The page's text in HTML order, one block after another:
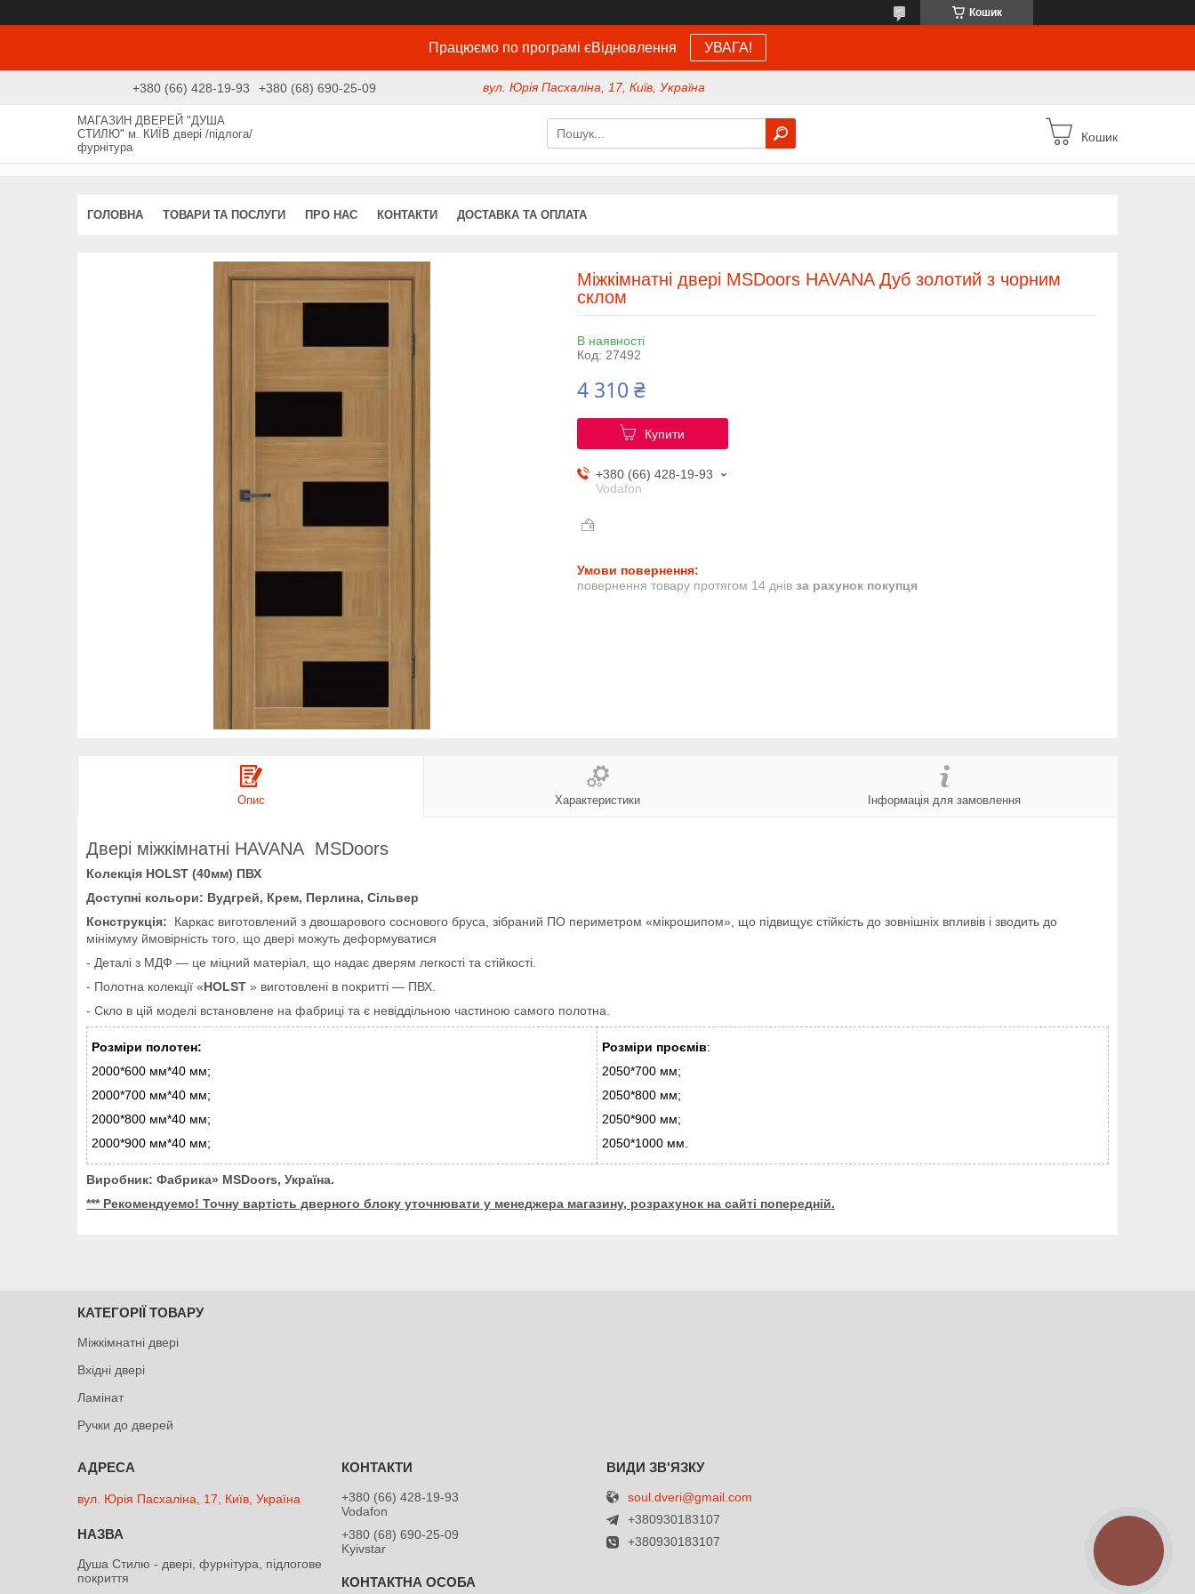
Кошик
Працюємо по програмі єВідновлення УВАГА!
+380 (66) 428-19-93 +380 (68) 690-25-09 вул. Юрія Пасхаліна, 17, Київ, Україна
МАГАЗИН ДВЕРЕЙ "ДУША
СТИЛЮ" м. КИЇВ двері /підлога/
фурнітура
Кошик
ГОЛОВНА ТОВАРИ ТА ПОСЛУГИ ПРО НАС КОНТАКТИ ДОСТАВКА ТА ОПЛАТА
Міжкімнатні двері MSDoors HAVANA Дуб золотий з чорним
склом
В наявності
Код: 27492
4 310 ₴
Купити
+380 (66) 428-19-93
Vodafon
повернення товару протягом 14 днів за рахунок покупця
Опис Характеристики Інформація для замовлення
Двері міжкімнатні HAVANA MSDoors
Колекція HOLST (40мм) ПВХ
Доступні кольори: Вудгрей, Крем, Перлина, Сільвер
Конструкція:
Каркас виготовлений з двошарового соснового бруса, зібраний ПО периметром «мікрошипом», що підвищує стійкість до зовнішніх впливів і зводить до
мінімуму ймовірність того, що двері можуть деформуватися
- Деталі з МДФ — це міцний матеріал, що надає дверям легкості та стійкості.
- Полотна колекції «HOLST » виготовлені в покритті — ПВХ.
- Скло в цій моделі встановлене на фабриці та є невіддільною частиною самого полотна.
Розміри полотен:
2000*600 мм*40 мм;
2000*700 мм*40 мм;
2000*800 мм*40 мм;
2000*900 мм*40 мм;
Розміри проємів:
2050*700 мм;
2050*800 мм;
2050*900 мм;
2050*1000 мм.
Виробник: Фабрика» MSDoors, Україна.
*** Рекомендуемо! Точну вартість дверного блоку уточнювати у менеджера магазину, розрахунок на сайті попередній.
КАТЕГОРІЇ ТОВАРУ
Міжкімнатні двері
Вхідні двері
Ламінат
Ручки до дверей
вул. Юрія Пасхаліна, 17, Київ, Україна
Душа Cтилю - двері, фурнітура, підлогове
покриття
+380 (66) 428-19-93
Vodafon
+380 (68) 690-25-09
Kyivstar
soul.dveri@gmail.com
+380930183107
+380930183107